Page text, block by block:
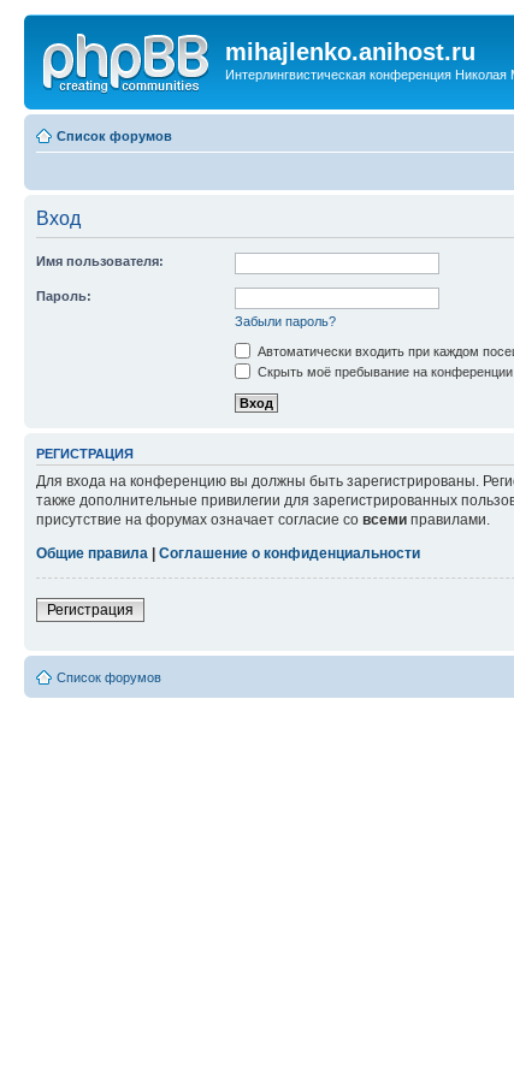
mihajlenko.anihost.ru
Интерлингвистическая конференция Николая
Список форумов
Вход
Имя пользователя:
Пароль:
Забыли пароль?
Автоматически входить при каждом
Скрыть моё пребывание на конференции
РЕГИСТРАЦИЯ
Для входа на конференцию вы должны быть зарегистрированы.
также дополнительные привилегии для зарегистрированных
присутствие на форумах означает согласие со всеми правилами.
Общие правила
Соглашение о конфиденциальности
Регистрация
Список форумов